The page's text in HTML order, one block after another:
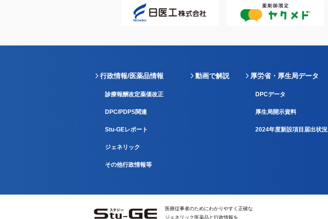
行政情報/医薬品情報
診療報酬改定薬価改正
DPC/PDPS関連
Stu-GEレポート
ジェネリック
その他行政情報等
動画で解説 厚労省・厚生局データ
DPCデータ
厚生局開示資料
2024年度新設項目届出状況
医療従事者のためにわかりやすく正確な
ジェネリック医薬品と行政情報を。